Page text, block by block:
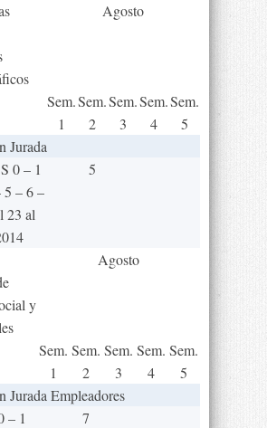
Agosto
Sem.
1
Sem.
2
Sem.
3
Sem.
4
Sem.
5
Jurada
0 – 1
5 – 6 –
23 al
5
y
Agosto
Sem.
1
Sem.
2
Sem.
3
Sem.
4
Sem.
5
Jurada Empleadores
– 1
7